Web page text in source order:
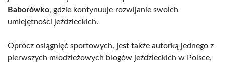
Baborówko, gdzie kontynuuje rozwijanie swoich
umiejętności jeździeckich.
Oprócz osiągnięć sportowych, jest także autorką jednego z
pierwszych młodzieżowych blogów jeździeckich w Polsce,